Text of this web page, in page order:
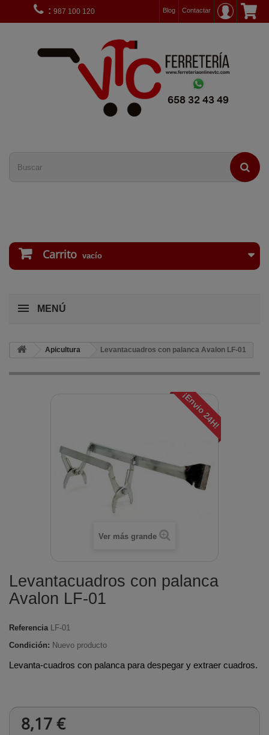
Contactar
: 987 100 120 Blog
Carrito vacío
MENÚ
Apicultura Levantacuadros con palanca Avalon LF-01
¡Envio 24H!
Ver más grande
Levantacuadros con palanca
Avalon LF-01
Referencia LF-01
Condición: Nuevo producto
Levanta-cuadros con palanca para despegar y extraer cuadros.
8,17 €